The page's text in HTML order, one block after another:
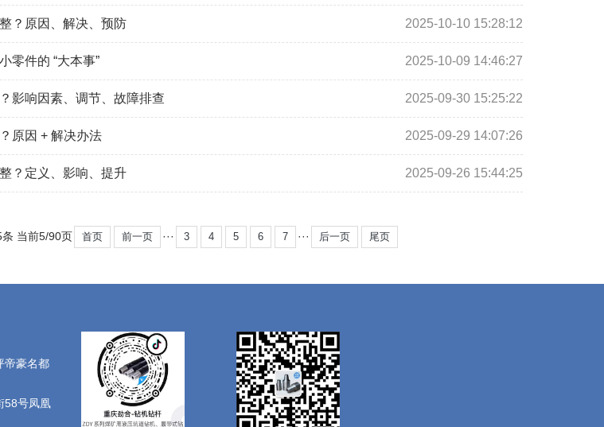
？原因、解决、预防 2025-10-10 15:28:12
零件的 “大本事” 2025-10-09 14:46:27
影响因素、调节、故障排查 2025-09-30 15:25:22
原因 + 解决办法 2025-09-29 14:07:26
？定义、影响、提升 2025-09-26 15:44:25
当前5/90页 首页 前一页 ··· 3 4 5 6 7 ··· 后一页 尾页
帝豪名都
58号凤凰